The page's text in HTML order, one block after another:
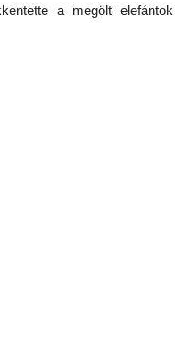
a megölt elefántok